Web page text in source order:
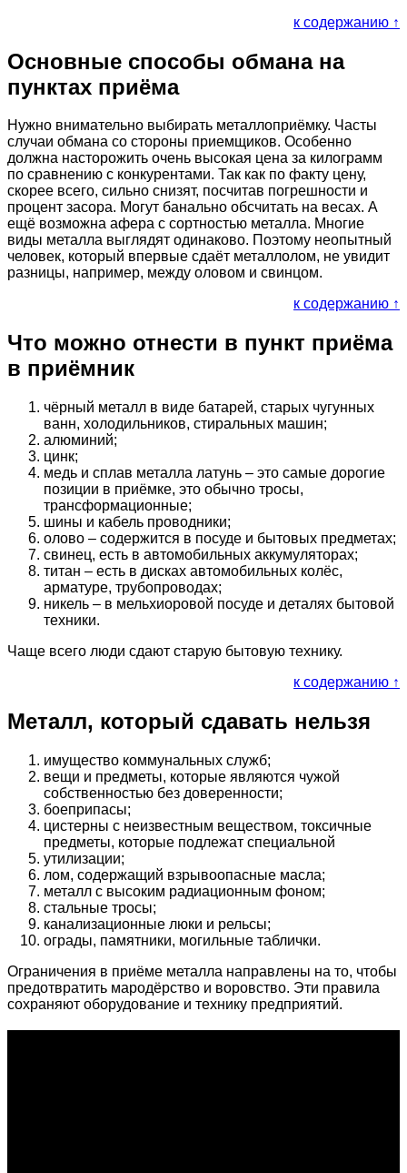
к содержанию ↑
Основные способы обмана на
пунктах приёма
Нужно внимательно выбирать металлоприёмку. Часты
случаи обмана со стороны приемщиков. Особенно
должна насторожить очень высокая цена за килограмм
по сравнению с конкурентами. Так как по факту цену,
скорее всего, сильно снизят, посчитав погрешности и
процент засора. Могут банально обсчитать на весах. А
ещё возможна афера с сортностью металла. Многие
виды металла выглядят одинаково. Поэтому неопытный
человек, который впервые сдаёт металлолом, не увидит
разницы, например, между оловом и свинцом.
к содержанию ↑
Что можно отнести в пункт приёма
в приёмник
чёрный металл в виде батарей, старых чугунных
ванн, холодильников, стиральных машин;
алюминий;
цинк;
медь и сплав металла латунь – это самые дорогие
позиции в приёмке, это обычно тросы,
трансформационные;
шины и кабель проводники;
олово – содержится в посуде и бытовых предметах;
свинец, есть в автомобильных аккумуляторах;
титан – есть в дисках автомобильных колёс,
арматуре, трубопроводах;
никель – в мельхиоровой посуде и деталях бытовой
техники.
Чаще всего люди сдают старую бытовую технику.
к содержанию ↑
Металл, который сдавать нельзя
имущество коммунальных служб;
вещи и предметы, которые являются чужой
собственностью без доверенности;
боеприпасы;
цистерны с неизвестным веществом, токсичные
предметы, которые подлежат специальной
утилизации;
лом, содержащий взрывоопасные масла;
металл с высоким радиационным фоном;
стальные тросы;
канализационные люки и рельсы;
ограды, памятники, могильные таблички.
Ограничения в приёме металла направлены на то, чтобы
предотвратить мародёрство и воровство. Эти правила
сохраняют оборудование и технику предприятий.